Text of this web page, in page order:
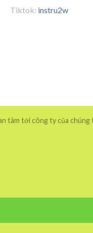
Tiktok: instru2w
tâm tới công ty của